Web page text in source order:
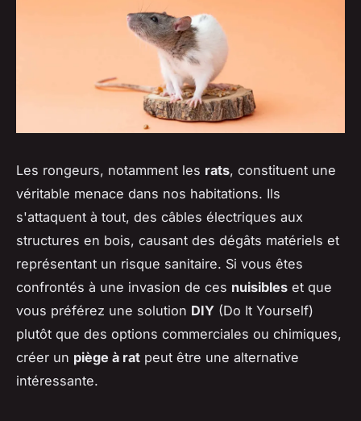
Les rongeurs, notamment les rats, constituent une
véritable menace dans nos habitations. Ils
s'attaquent à tout, des câbles électriques aux
structures en bois, causant des dégâts matériels et
représentant un risque sanitaire. Si vous êtes
confrontés à une invasion de ces nuisibles et que
vous préférez une solution DIY (Do It Yourself)
plutôt que des options commerciales ou chimiques,
créer un piège à rat peut être une alternative
intéressante.